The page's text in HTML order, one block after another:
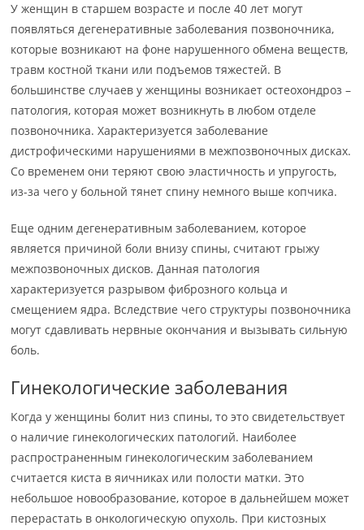
У женщин в старшем возрасте и после 40 лет могут
появляться дегенеративные заболевания позвоночника,
которые возникают на фоне нарушенного обмена веществ,
травм костной ткани или подъемов тяжестей. В
большинстве случаев у женщины возникает остеохондроз –
патология, которая может возникнуть в любом отделе
позвоночника. Характеризуется заболевание
дистрофическими нарушениями в межпозвоночных дисках.
Со временем они теряют свою эластичность и упругость,
из-за чего у больной тянет спину немного выше копчика.
Еще одним дегенеративным заболеванием, которое
является причиной боли внизу спины, считают грыжу
межпозвоночных дисков. Данная патология
характеризуется разрывом фиброзного кольца и
смещением ядра. Вследствие чего структуры позвоночника
могут сдавливать нервные окончания и вызывать сильную
боль.
Гинекологические заболевания
Когда у женщины болит низ спины, то это свидетельствует
о наличие гинекологических патологий. Наиболее
распространенным гинекологическим заболеванием
считается киста в яичниках или полости матки. Это
небольшое новообразование, которое в дальнейшем может
перерастать в онкологическую опухоль. При кистозных